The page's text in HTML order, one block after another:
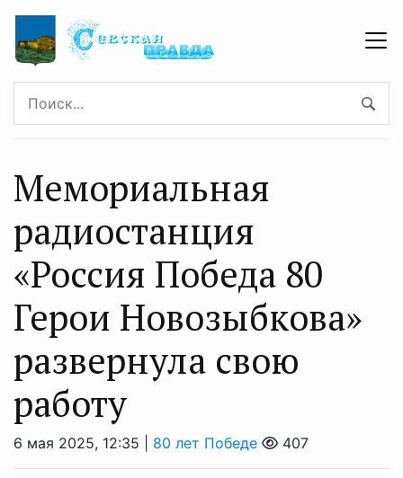
Мемориальная
радиостанция
«Россия Победа 80
Герои Новозыбкова»
развернула свою
работу
6 мая 2025, 12:35 | 80 лет Победе 407